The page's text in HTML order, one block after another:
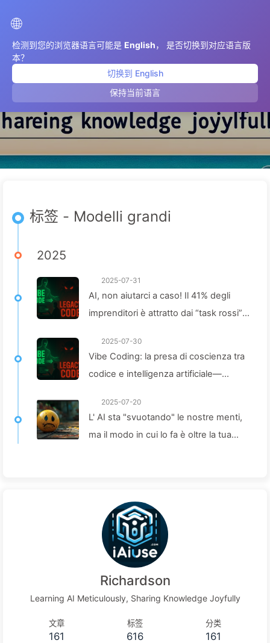
🌐
检测到您的浏览器语言可能是 English， 是否切换到对应语言版
本？
切换到 English
保持当前语言
Modelli grandi
标签 - Modelli grandi
2025
2025-07-31
AI, non aiutarci a caso! Il 41% degli
imprenditori è attratto dai “task rossi”,
lentamente l’AI 163
2025-07-30
Vibe Coding: la presa di coscienza tra
codice e intelligenza artificiale—
2025-07-20
L' AI sta "svuotando" le nostre menti,
ma il modo in cui lo fa è oltre la tua
Richardson
Learning AI Meticulously, Sharing Knowledge Joyfully
文章
161
标签
616
分类
161